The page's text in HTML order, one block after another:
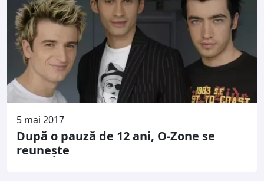
5 mai 2017
După o pauză de 12 ani, O-Zone se
reunește